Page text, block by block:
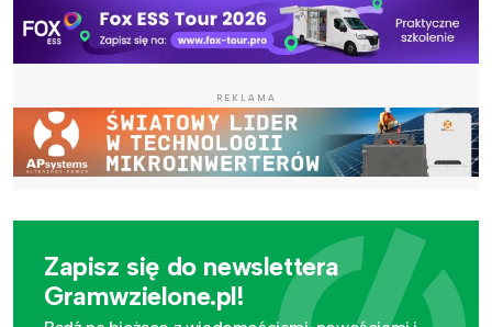
REKLAMA
Zapisz się do newslettera
Gramwzielone.pl!